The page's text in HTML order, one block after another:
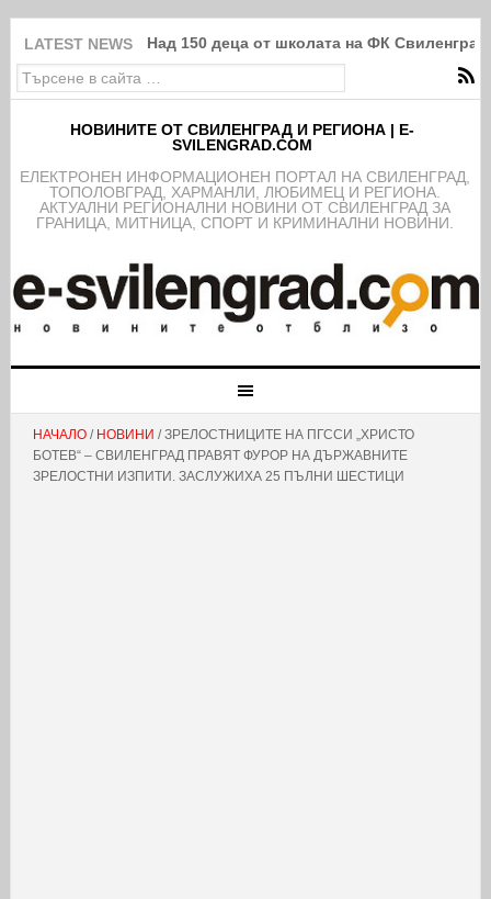
LATEST NEWS Над 150 деца от школата на ФК
НОВИНИТЕ ОТ СВИЛЕНГРАД И РЕГИОНА | E-
SVILENGRAD.COM
EЛЕКТРОНЕН ИНФОРМАЦИОНЕН ПОРТАЛ НА СВИЛЕНГРАД,
ТОПОЛОВГРАД, ХАРМАНЛИ, ЛЮБИМЕЦ И РЕГИОНА.
АКТУАЛНИ РЕГИОНАЛНИ НОВИНИ ОТ СВИЛЕНГРАД ЗА
ГРАНИЦА, МИТНИЦА, СПОРТ И КРИМИНАЛНИ НОВИНИ.
НАЧАЛО/ НОВИНИ / ЗРЕЛОСТНИЦИТЕ НА ПГССИ „ХРИСТО
БОТЕВ“ – СВИЛЕНГРАД ПРАВЯТ ФУРОР НА ДЪРЖАВНИТЕ
ЗРЕЛОСТНИ ИЗПИТИ. ЗАСЛУЖИХА 25 ПЪЛНИ ШЕСТИЦИ